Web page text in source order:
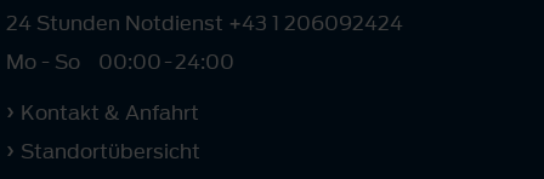
24 Stunden Notdienst +43 1 206092424
Mo - So
00:00-24:00
Kontakt & Anfahrt
Standortübersicht